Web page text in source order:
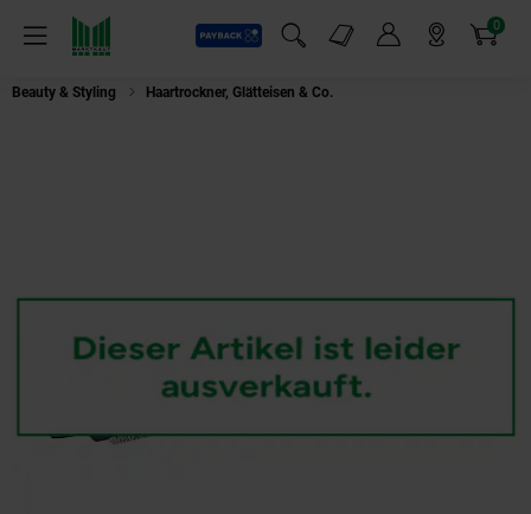
Menü
Payback
Suchfeld einblenden
Markt-Angebote 0
Artikel
Beauty & Styling Haartrockner, Glätteisen & Co.